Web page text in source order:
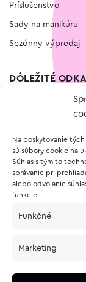
Na poskytovanie
sú súbory cookie na
Súhlas s týmito
správanie pri
alebo odvolanie
funkcie.
Funkčné
Marketing
Príslušenstvo
Sady na manikúru
Sezónny výpredaj
DÔLEŽITÉ
Vernostný program
O NÁKUPE
Vrátenie a